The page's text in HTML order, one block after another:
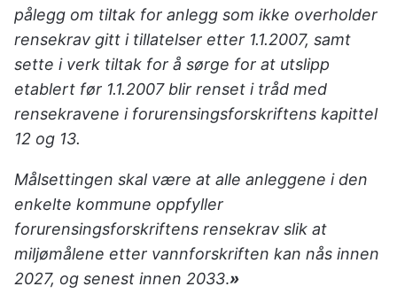
pålegg om tiltak for anlegg som ikke overholder
rensekrav gitt i tillatelser etter 1.1.2007, samt
sette i verk tiltak for å sørge for at utslipp
etablert før 1.1.2007 blir renset i tråd med
rensekravene i forurensingsforskriftens kapittel
12 og 13.
Målsettingen skal være at alle anleggene i den
enkelte kommune oppfyller
forurensingsforskriftens rensekrav slik at
miljømålene etter vannforskriften kan nås innen
2027, og senest innen 2033.»